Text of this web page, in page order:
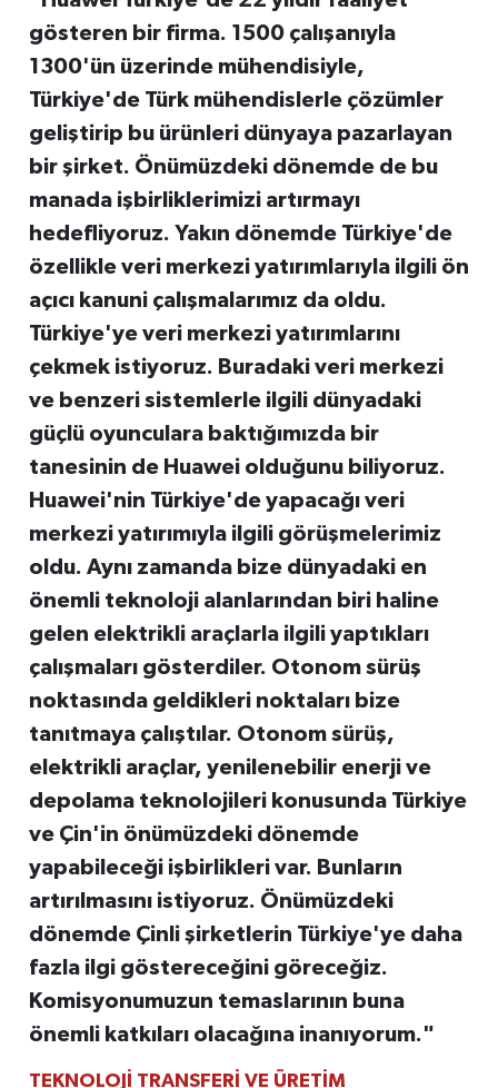
gösteren bir firma. 1500 çalışanıyla
1300'ün üzerinde mühendisiyle,
Türkiye'de Türk mühendislerle çözümler
geliştirip bu ürünleri dünyaya pazarlayan
bir şirket. Önümüzdeki dönemde de bu
manada işbirliklerimizi artırmayı
hedefliyoruz. Yakın dönemde Türkiye'de
özellikle veri merkezi yatırımlarıyla ilgili ön
açıcı kanuni çalışmalarımız da oldu.
Türkiye'ye veri merkezi yatırımlarını
çekmek istiyoruz. Buradaki veri merkezi
ve benzeri sistemlerle ilgili dünyadaki
güçlü oyunculara baktığımızda bir
tanesinin de Huawei olduğunu biliyoruz.
Huawei'nin Türkiye'de yapacağı veri
merkezi yatırımıyla ilgili görüşmelerimiz
oldu. Aynı zamanda bize dünyadaki en
önemli teknoloji alanlarından biri haline
gelen elektrikli araçlarla ilgili yaptıkları
çalışmaları gösterdiler. Otonom sürüş
noktasında geldikleri noktaları bize
tanıtmaya çalıştılar. Otonom sürüş,
elektrikli araçlar, yenilenebilir enerji ve
depolama teknolojileri konusunda Türkiye
ve Çin'in önümüzdeki dönemde
yapabileceği işbirlikleri var. Bunların
artırılmasını istiyoruz. Önümüzdeki
dönemde Çinli şirketlerin Türkiye'ye daha
fazla ilgi göstereceğini göreceğiz.
Komisyonumuzun temaslarının buna
önemli katkıları olacağına inanıyorum."
⁠TEKNOLOJİ TRANSFERİ VE ÜRETİM